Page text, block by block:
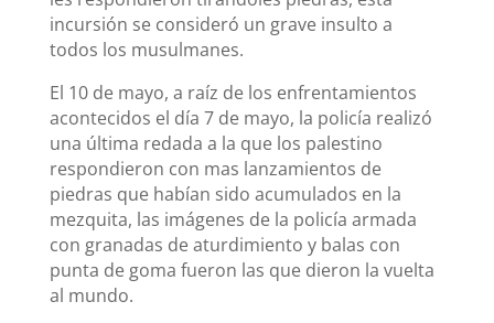
incursión se consideró un grave insulto a
todos los musulmanes.
El 10 de mayo, a raíz de los enfrentamientos
acontecidos el día 7 de mayo, la policía realizó
una última redada a la que los palestino
respondieron con mas lanzamientos de
piedras que habían sido acumulados en la
mezquita, las imágenes de la policía armada
con granadas de aturdimiento y balas con
punta de goma fueron las que dieron la vuelta
al mundo.